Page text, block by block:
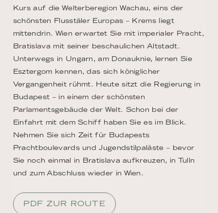
Kurs auf die Welterberegion Wachau, eins der
schönsten Flusstäler Europas – Krems liegt
mittendrin. Wien erwartet Sie mit imperialer Pracht,
Bratislava mit seiner beschaulichen Altstadt.
Unterwegs in Ungarn, am Donauknie, lernen Sie
Esztergom kennen, das sich königlicher
Vergangenheit rühmt. Heute sitzt die Regierung in
Budapest – in einem der schönsten
Parlamentsgebäude der Welt. Schon bei der
Einfahrt mit dem Schiff haben Sie es im Blick.
Nehmen Sie sich Zeit für Budapests
Prachtboulevards und Jugendstilpaläste – bevor
Sie noch einmal in Bratislava aufkreuzen, in Tulln
und zum Abschluss wieder in Wien.
PDF ZUR ROUTE